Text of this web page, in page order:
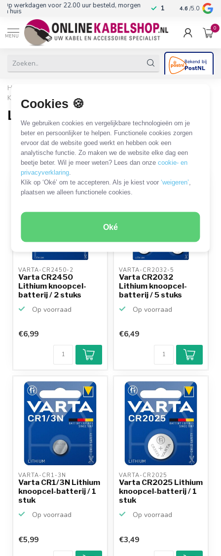
Cookies 🍪
We gebruiken cookies en vergelijkbare technologieën om je
beter en persoonlijker te helpen. Functionele cookies zorgen
ervoor dat de website goed werkt en hebben ook een
analytische functie. Zo maken we de website elke dag een
beetje beter. Wil je meer weten? Lees dan onzecookie- en
privacyverklaring
Klik op ‘Oké’ om te accepteren. Als je kiest voor‘weigeren’
plaatsen we alleen functionele cookies.
Oké
10+jaar productkennis 4.6 /5.0
MENU
0
Home
Knoopcel batterijen
Lithium knoopcel batterijen (3V)
Lithium knoopcel batterijen (3V)
32 PRODUCTEN
Filters SORTEER OP
VARTA-CR2450-2
Varta CR2450
Lithium knoopcel-
batterij / 2 stuks
Op voorraad
€6,99
VARTA-CR2032-5
Varta CR2032
Lithium knoopcel-
batterij / 5 stuks
Op voorraad
€6,49
VARTA-CR1-3N
Varta CR1/3N Lithium
knoopcel-batterij / 1
stuk
Op voorraad
€5,99
VARTA-CR2025
Varta CR2025 Lithium
knoopcel-batterij / 1
stuk
Op voorraad
€3,49